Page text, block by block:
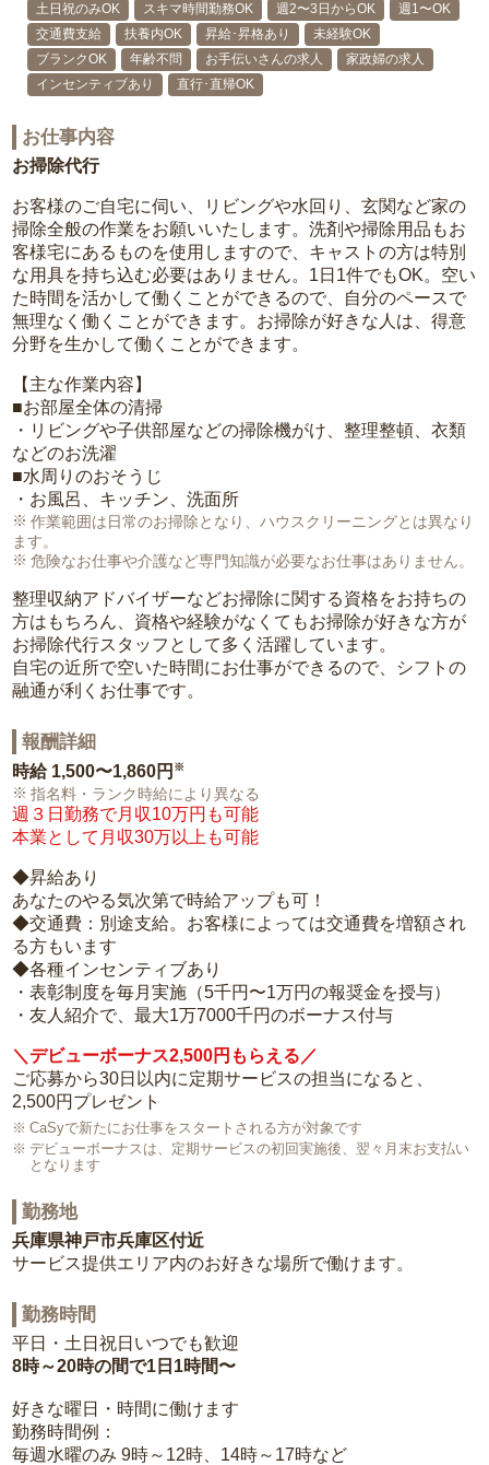
土日祝のみOK スキマ時間勤務OK 週2〜3日からOK
週1〜OK
交通費支給
扶養内OK 昇給･昇格あり
未経験OK
ブランクOK
年齢不問 お手伝いさんの求人
家政婦の求人
インセンティブあり
直行･直帰OK
お仕事内容
お掃除代行
お客様のご自宅に伺い、リビングや水回り、玄関など家の
掃除全般の作業をお願いいたします。洗剤や掃除用品もお
客様宅にあるものを使用しますので、キャストの方は特別
な用具を持ち込む必要はありません。1日1件でもOK。空い
た時間を活かして働くことができるので、自分のペースで
無理なく働くことができます。お掃除が好きな人は、得意
分野を生かして働くことができます。
【主な作業内容】
■お部屋全体の清掃
・リビングや子供部屋などの掃除機がけ、整理整頓、衣類
などのお洗濯
■水周りのおそうじ
・お風呂、キッチン、洗面所
作業範囲は日常のお掃除となり、ハウスクリーニングとは異なり
ます。
危険なお仕事や介護など専門知識が必要なお仕事はありません。
整理収納アドバイザーなどお掃除に関する資格をお持ちの
方はもちろん、資格や経験がなくてもお掃除が好きな方が
お掃除代行スタッフとして多く活躍しています。
自宅の近所で空いた時間にお仕事ができるので、シフトの
融通が利くお仕事です。
報酬詳細
時給 1,500〜1,860円 ※
指名料・ランク時給により異なる
週３日勤務で月収10万円も可能
本業として月収30万以上も可能
◆昇給あり
あなたのやる気次第で時給アップも可！
◆交通費：別途支給。お客様によっては交通費を増額され
る方もいます
◆各種インセンティブあり
・表彰制度を毎月実施（5千円〜1万円の報奨金を授与）
・友人紹介で、最大1万7000千円のボーナス付与
＼デビューボーナス2,500円もらえる／
ご応募から30日以内に定期サービスの担当になると、
2,500円プレゼント
CaSyで新たにお仕事をスタートされる方が対象です
デビューボーナスは、定期サービスの初回実施後、翌々月末お支払い
となります
勤務地
兵庫県神戸市兵庫区付近
サービス提供エリア内のお好きな場所で働けます。
勤務時間
平日・土日祝日いつでも歓迎
8時～20時の間で1日1時間〜
好きな曜日・時間に働けます
勤務時間例：
毎週水曜のみ 9時～12時、14時～17時など